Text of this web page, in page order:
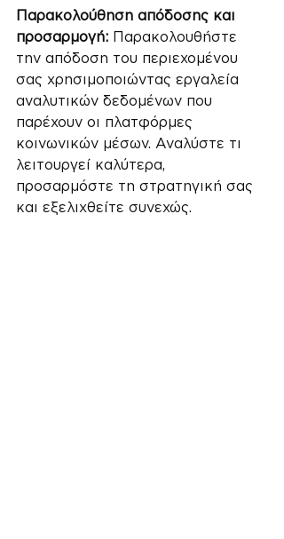
Παρακολούθηση απόδοσης και
προσαρμογή: Παρακολουθήστε
την απόδοση του περιεχομένου
σας χρησιμοποιώντας εργαλεία
αναλυτικών δεδομένων που
παρέχουν οι πλατφόρμες
κοινωνικών μέσων. Αναλύστε τι
λειτουργεί καλύτερα,
προσαρμόστε τη στρατηγική σας
και εξελιχθείτε συνεχώς.